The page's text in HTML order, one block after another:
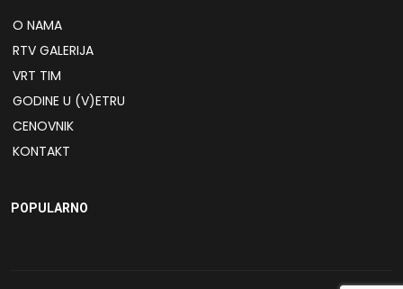
O NAMA
RTV GALERIJA
VRT TIM
GODINE U (V)ETRU
CENOVNIK
KONTAKT
POPULARNO